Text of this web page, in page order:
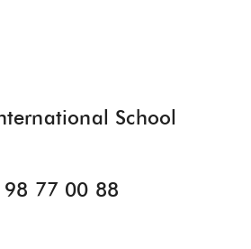
School
77 00 88